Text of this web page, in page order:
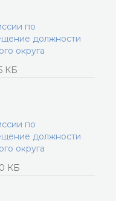
по
должности
округа
КБ
по
должности
округа
КБ